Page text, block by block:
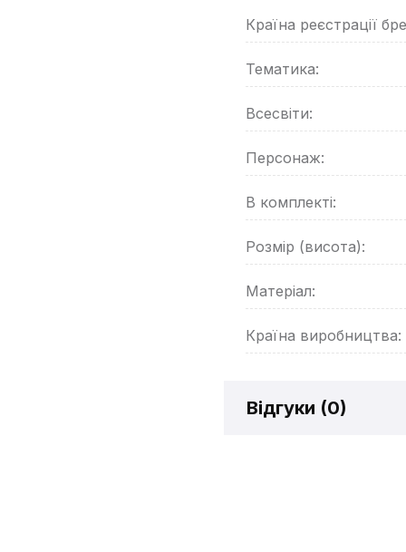
Країна реєстрації
Тематика:
Всесвіти:
Персонаж:
В комплекті:
Розмір (висота):
Матеріал:
Країна виробництва:
Відгуки (0)